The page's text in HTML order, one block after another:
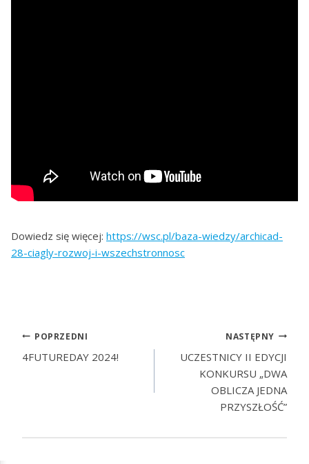
Dowiedz się więcej: https://wsc.pl/baza-wiedzy/archicad-
28-ciagly-rozwoj-i-wszechstronnosc
POPRZEDNI
4FUTUREDAY 2024!
NASTĘPNY
UCZESTNICY II EDYCJI
KONKURSU „DWA
OBLICZA JEDNA
PRZYSZŁOŚĆ”